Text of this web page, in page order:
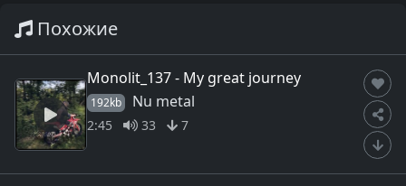
Похожие
Monolit_137 - My great journey
192kb Nu metal
2:45 33 7